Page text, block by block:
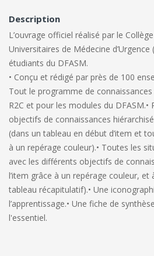
Description
L’ouvrage officiel réalisé par le
Universitaires de Médecine d’Urgence
étudiants du DFASM.
• Conçu et rédigé par près de 100
Tout le programme de
R2C et pour les modules du DFASM.•
objectifs de connaissances
(dans un tableau en début d’item et
à un repérage couleur).• Toutes les
avec les différents objectifs de
l’item grâce à un repérage couleur, et
tableau récapitulatif).• Une
l’apprentissage.• Une fiche de
l'essentiel.